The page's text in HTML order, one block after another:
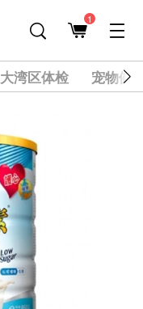
1
大湾区体检 宠物健